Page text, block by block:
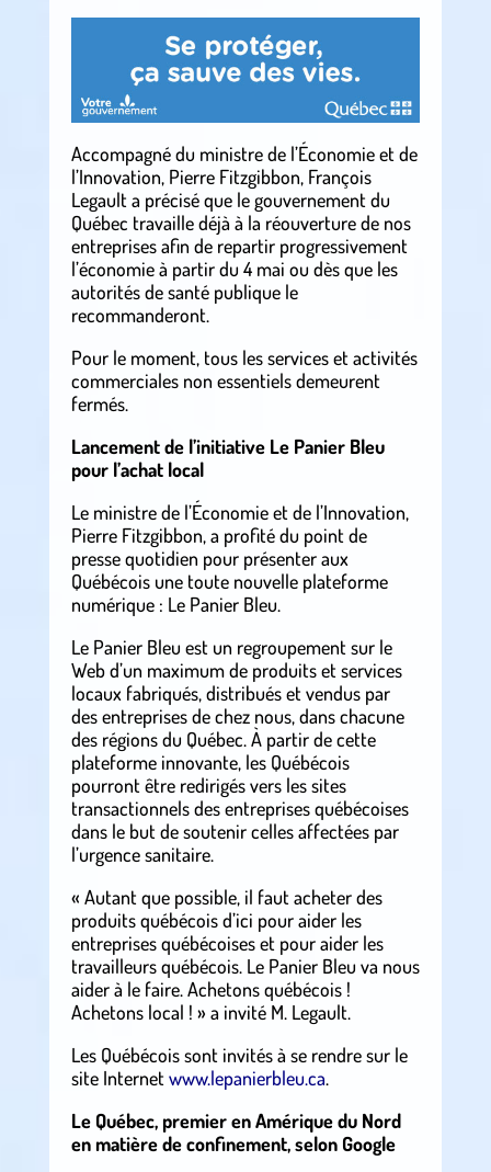
Accompagné du ministre de l’Économie et de
l’Innovation, Pierre Fitzgibbon, François
Legault a précisé que le gouvernement du
Québec travaille déjà à la réouverture de nos
entreprises afin de repartir progressivement
l’économie à partir du 4 mai ou dès que les
autorités de santé publique le
recommanderont.
Pour le moment, tous les services et activités
commerciales non essentiels demeurent
fermés.
Lancement de l’initiative Le Panier Bleu
pour l’achat local
Le ministre de l’Économie et de l’Innovation,
Pierre Fitzgibbon, a profité du point de
presse quotidien pour présenter aux
Québécois une toute nouvelle plateforme
numérique : Le Panier Bleu.
Le Panier Bleu est un regroupement sur le
Web d’un maximum de produits et services
locaux fabriqués, distribués et vendus par
des entreprises de chez nous, dans chacune
des régions du Québec. À partir de cette
plateforme innovante, les Québécois
pourront être redirigés vers les sites
transactionnels des entreprises québécoises
dans le but de soutenir celles affectées par
l’urgence sanitaire.
« Autant que possible, il faut acheter des
produits québécois d’ici pour aider les
entreprises québécoises et pour aider les
travailleurs québécois. Le Panier Bleu va nous
aider à le faire. Achetons québécois !
Achetons local ! » a invité M. Legault.
Les Québécois sont invités à se rendre sur le
site Internet www.lepanierbleu.ca.
Le Québec, premier en Amérique du Nord
en matière de confinement, selon Google